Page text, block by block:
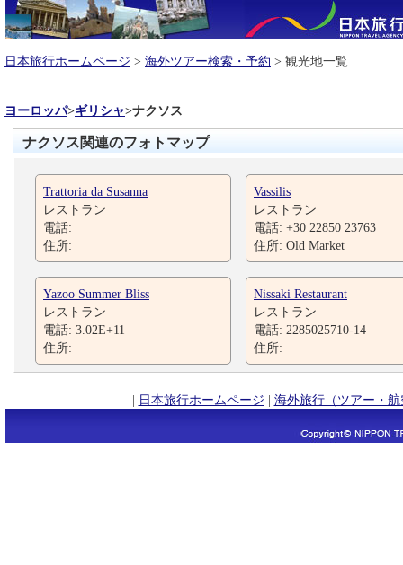
日本旅行ホームページ > 海外ツアー検索・予約 > 観光地一覧
ヨーロッパ>ギリシャ>ナクソス
ナクソス関連のフォトマップ
Trattoria da Susanna
レストラン
電話:
住所:
Vassilis
レストラン
電話: +30 22850 23763
住所: Old Market
Yazoo Summer Bliss
レストラン
電話: 3.02E+11
住所:
Nissaki Restaurant
レストラン
電話: 2285025710-14
住所:
| 日本旅行ホームページ | 海外旅行（ツアー・航